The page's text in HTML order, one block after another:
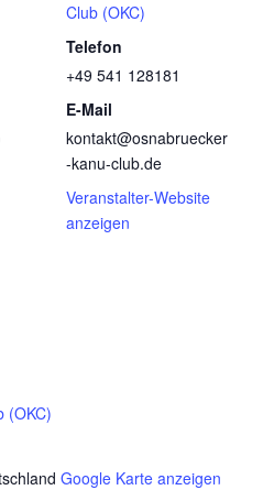
(OKC)
Google Karte anzeigen
Club (OKC)
Telefon
+49 541 128181
E-Mail
kontakt@osnabruecker
-kanu-club.de
Veranstalter-Website
anzeigen